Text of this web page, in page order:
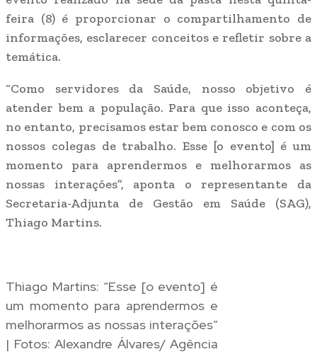
feira (8) é proporcionar o compartilhamento de
informações, esclarecer conceitos e refletir sobre a
temática.
“Como servidores da Saúde, nosso objetivo é
atender bem a população. Para que isso aconteça,
no entanto, precisamos estar bem conosco e com os
nossos colegas de trabalho. Esse [o evento] é um
momento para aprendermos e melhorarmos as
nossas interações”, aponta o representante da
Secretaria-Adjunta de Gestão em Saúde (SAG),
Thiago Martins.
Thiago Martins: “Esse [o evento] é
um momento para aprendermos e
melhorarmos as nossas interações”
| Fotos: Alexandre Álvares/ Agência